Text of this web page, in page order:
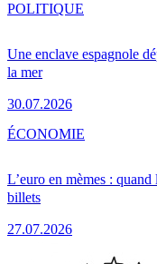
Une enclave espagnole
la mer
30.07.2026
POLITIQUE
L’euro en mèmes :
billets
27.07.2026
ÉCONOMIE